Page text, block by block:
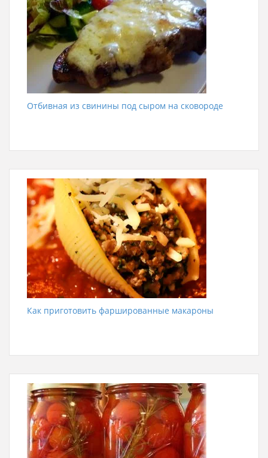
Отбивная из свинины под сыром на сковороде
Как приготовить фаршированные макароны